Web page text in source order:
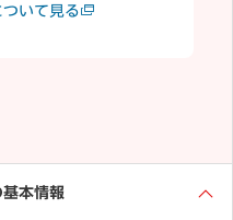
いて見る
本情報